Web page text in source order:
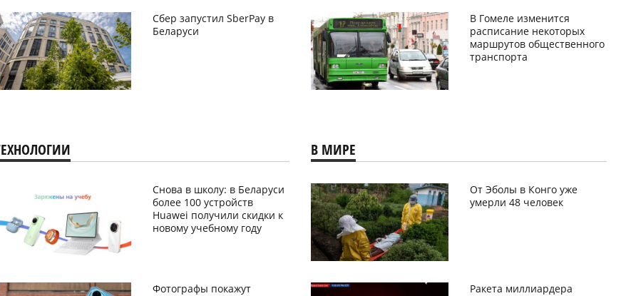
Сбер запустил SberPay в
Беларуси
В Гомеле изменится
расписание некоторых
маршрутов общественного
транспорта
Снова в школу: в Беларуси
более 100 устройств
Huawei получили скидки к
новому учебному году
Фотографы покажут
В МИРЕ
От Эболы в Конго уже
умерли 48 человек
Ракета миллиардера